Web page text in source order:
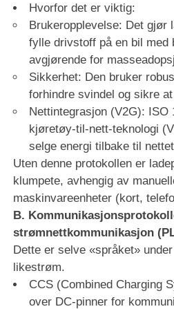
Hvorfor det er viktig:
Brukeropplevelse: Det gjør
fylle drivstoff på en bil med
avgjørende for
Sikkerhet: Den bruker
forhindre svindel og sikre
Nettintegrasjon (V2G): ISO
kjøretøy-til-nett-teknologi
selge energi tilbake til
Uten denne protokollen er
klumpete, avhengig av
maskinvareenheter (kort,
B.
strømnettkommunikasjon
Dette er selve «språket»
likestrøm.
CCS (Combined Charging
over DC-pinner for